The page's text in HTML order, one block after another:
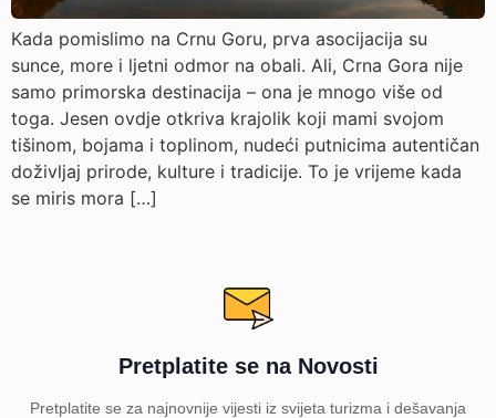
Kada pomislimo na Crnu Goru, prva asocijacija su
sunce, more i ljetni odmor na obali. Ali, Crna Gora nije
samo primorska destinacija – ona je mnogo više od
toga. Jesen ovdje otkriva krajolik koji mami svojom
tišinom, bojama i toplinom, nudeći putnicima autentičan
doživljaj prirode, kulture i tradicije. To je vrijeme kada
se miris mora […]
Pretplatite se na Novosti
Pretplatite se za najnovnije vijesti iz svijeta turizma i dešavanja